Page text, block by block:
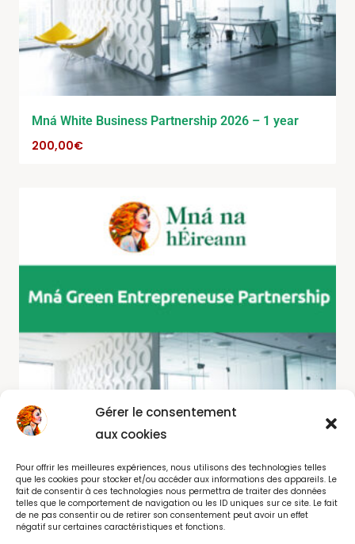
Gérer le consentement
aux cookies
Pour offrir les meilleures expériences, nous utilisons des technologies telles
que les cookies pour stocker et/ou accéder aux informations des appareils. Le
fait de consentir à ces technologies nous permettra de traiter des données
telles que le comportement de navigation ou les ID uniques sur ce site. Le fait
de ne pas consentir ou de retirer son consentement peut avoir un effet
négatif sur certaines caractéristiques et fonctions.
Mná White Business Partnership 2026 – 1 year
200,00€
Mná Green Partnership Renewal 2026